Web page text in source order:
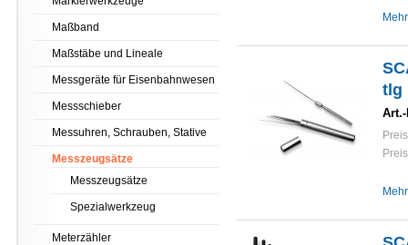
tlg
Art.-
Maßband
Maßstäbe und Lineale
Messgeräte für Eisenbahnwesen
Messschieber
Messuhren, Schrauben, Stative
Messzeugsätze
Messzeugsätze
Spezialwerkzeug
Meterzähler